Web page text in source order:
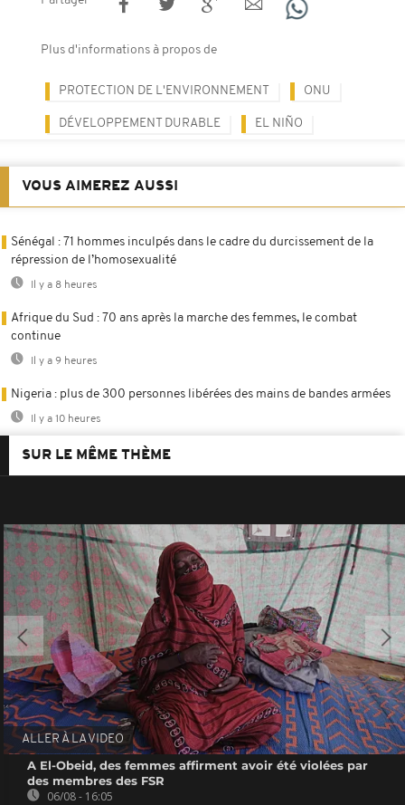
Plus d'informations à propos de
PROTECTION DE L'ENVIRONNEMENT ONU
DÉVELOPPEMENT DURABLE EL NIÑO
VOUS AIMEREZ AUSSI
Sénégal : 71 hommes inculpés dans le cadre du durcissement de la
répression de l’homosexualité
Il y a 8 heures
Afrique du Sud : 70 ans après la marche des femmes, le combat
continue
Il y a 9 heures
Nigeria : plus de 300 personnes libérées des mains de bandes armées
Il y a 10 heures
SUR LE MÊME THÈME
ALLER À LA VIDEO
A El-Obeid, des femmes affirment avoir été violées par
des membres des FSR
06/08 - 16:05